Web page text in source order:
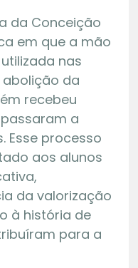
da Conceição
em que a mão
nas
abolição da
recebeu
a
Esse processo
aos alunos
da valorização
à história de
para a